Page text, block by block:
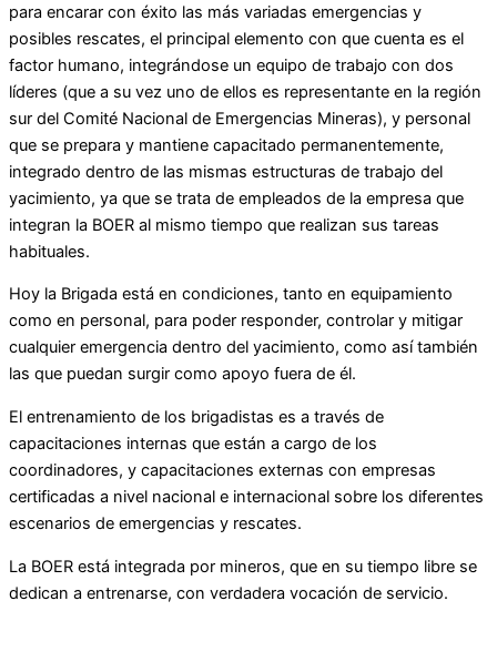
para encarar con éxito las más variadas emergencias y
posibles rescates, el principal elemento con que cuenta es el
factor humano, integrándose un equipo de trabajo con dos
líderes (que a su vez uno de ellos es representante en la región
sur del Comité Nacional de Emergencias Mineras), y personal
que se prepara y mantiene capacitado permanentemente,
integrado dentro de las mismas estructuras de trabajo del
yacimiento, ya que se trata de empleados de la empresa que
integran la BOER al mismo tiempo que realizan sus tareas
habituales.
Hoy la Brigada está en condiciones, tanto en equipamiento
como en personal, para poder responder, controlar y mitigar
cualquier emergencia dentro del yacimiento, como así también
las que puedan surgir como apoyo fuera de él.
El entrenamiento de los brigadistas es a través de
capacitaciones internas que están a cargo de los
coordinadores, y capacitaciones externas con empresas
certificadas a nivel nacional e internacional sobre los diferentes
escenarios de emergencias y rescates.
La BOER está integrada por mineros, que en su tiempo libre se
dedican a entrenarse, con verdadera vocación de servicio.